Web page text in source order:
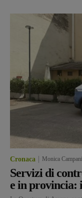
Cronaca Monica Campani
Servizi di
e in provincia: